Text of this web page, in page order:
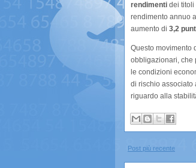
rendimenti dei titoli
rendimento annuo al
aumento di 3,2
Questo movimento
obbligazionari, che
le condizioni
di rischio associato
riguardo alla
Post più recente